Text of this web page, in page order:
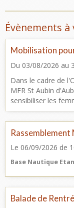
Évènements à
Mobilisation
Du 03/08/2026 au
Dans le cadre de
MFR St Aubin
sensibiliser les
Rassemblement
Le 06/09/2026 de
Base Nautique
Balade de